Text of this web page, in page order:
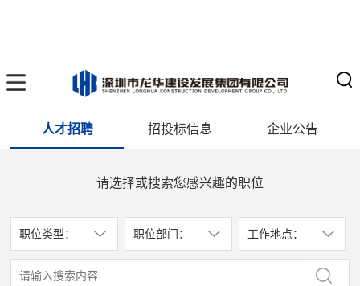
人才招聘 招投标信息 企业公告
请选择或搜索您感兴趣的职位
职位类型： 职位部门： 工作地点：